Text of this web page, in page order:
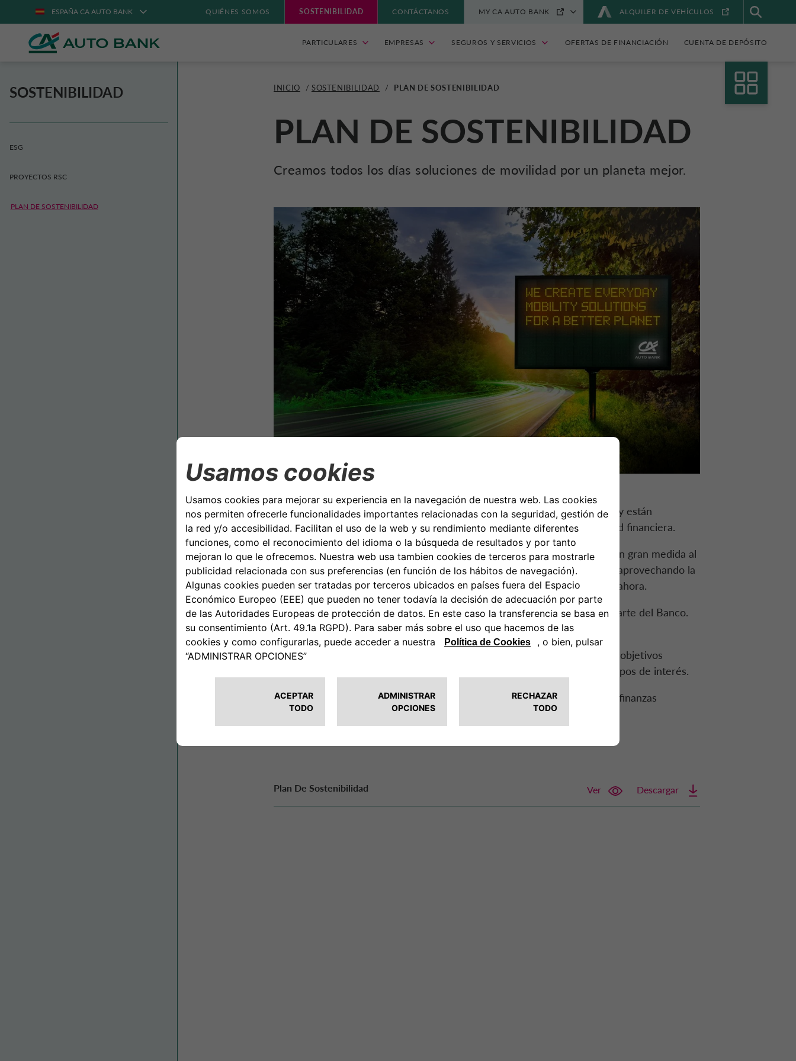
ESPAÑA CA AUTO BANK QUIÉNES SOMOS SOSTENIBILIDAD CONTÁCTANOS MY CA AUTO BANK ALQUILER DE VEHÍCULOS
PARTICULARES EMPRESAS SEGUROS Y SERVICIOS OFERTAS DE FINANCIACIÓN CUENTA DE DEPÓSITO
SOSTENIBILIDAD
ESG
PROYECTOS RSC
PLAN DE SOSTENIBILIDAD
INICIO / SOSTENIBILIDAD / PLAN DE SOSTENIBILIDAD
PLAN DE SOSTENIBILIDAD
Creamos todos los días soluciones de movilidad por un planeta mejor.
Los objetivos medioambientales y sociales son cada vez más importantes y están
alcanzando el mismo nivel de importancia que los objetivos de rentabilidad financiera.
Como nuevo «Banco de movilidad para un planeta mejor», contribuimos en gran medida al
cambio hacia una economía sostenible y climáticamente neutra. Estamos aprovechando la
fortaleza de nuestra historia y el buen trabajo que hemos realizado hasta ahora.
Nuestro Plan de Sostenibilidad es resultado de un análisis detallado por parte del Banco.
Además, representa la madurez del Grupo en estos temas.
Esto nos permitió partir de una línea de base sólida, encaminada a definir objetivos
ambiciosos que combinen el negocio del Banco y las demandas de los grupos de interés.
Además, estos objetivos cumplen con las expectativas regulatorias sobre finanzas
sostenibles, clima y gobernanza ambiental.
Plan De Sostenibilidad Ver Descargar